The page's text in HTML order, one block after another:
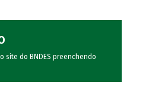
site do BNDES preenchendo